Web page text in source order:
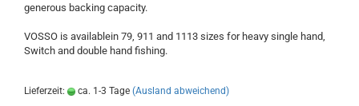
generous backing capacity.
VOSSO is availablein 79, 911 and 1113 sizes for heavy single hand,
Switch and double hand fishing.
Lieferzeit: ca. 1-3 Tage (Ausland abweichend)